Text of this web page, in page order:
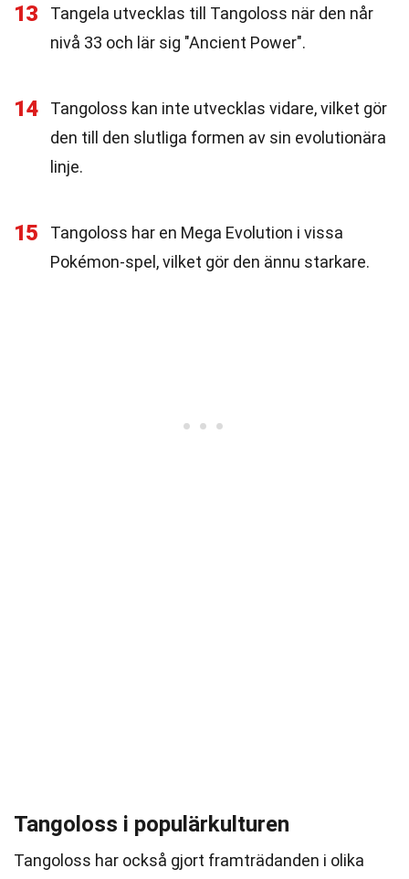
13
Tangela utvecklas till Tangoloss när den når
nivå 33 och lär sig "Ancient Power".
14
Tangoloss kan inte utvecklas vidare, vilket gör
den till den slutliga formen av sin evolutionära
linje.
15
Tangoloss har en Mega Evolution i vissa
Pokémon-spel, vilket gör den ännu starkare.
Tangoloss i populärkulturen
Tangoloss har också gjort framträdanden i olika